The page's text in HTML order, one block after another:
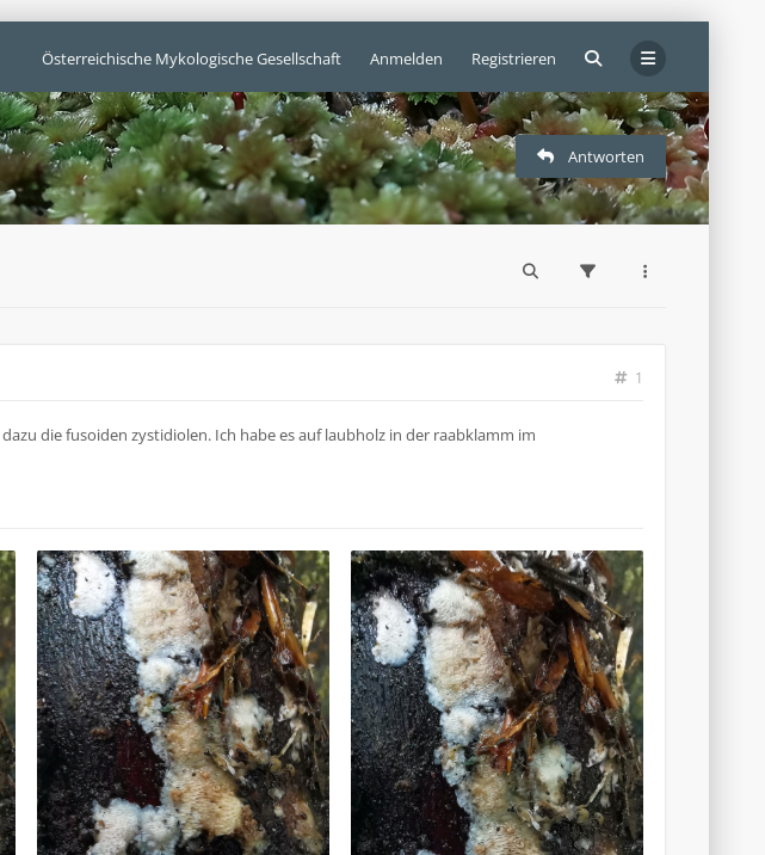
Österreichische Mykologische Gesellschaft Anmelden Registrieren
Antworten
1
die fusoiden zystidiolen. Ich habe es auf laubholz in der raabklamm im